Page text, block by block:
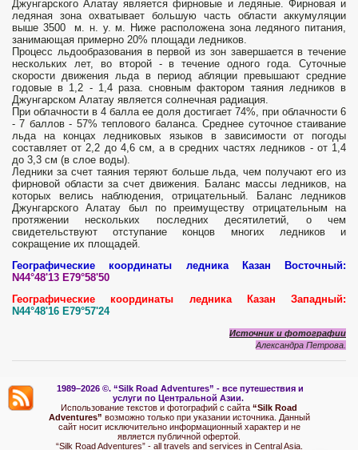
Джунгарского Алатау является фирновые и ледяные. Фирновая и
ледяная зона охватывает большую часть области аккумуляции
выше 3500 м. н. у. м. Ниже расположена зона ледяного питания,
занимающая примерно 20% площади ледников.
Процесс льдообразования в первой из зон завершается в течение
нескольких лет, во второй - в течение одного года. Суточные
скорости движения льда в период абляции превышают средние
годовые в 1,2 - 1,4 раза. сновным фактором таяния ледников в
Джунгарском Алатау является солнечная радиация.
При облачности в 4 балла ее доля достигает 74%, при облачности 6
- 7 баллов - 57% теплового баланса. Среднее суточное стаивание
льда на концах ледниковых языков в зависимости от погоды
составляет от 2,2 до 4,6 см, а в средних частях ледников - от 1,4
до 3,3 см (в слое воды).
Ледники за счет таяния теряют больше льда, чем получают его из
фирновой области за счет движения. Баланс массы ледников, на
которых велись наблюдения, отрицательный. Баланс ледников
Джунгарского Алатау был по преимуществу отрицательным на
протяжении нескольких последних десятилетий, о чем
свидетельствуют отступание концов многих ледников и
сокращение их площадей.
Географические координаты ледника Казан Восточный:
N44°48'13 E79°58'50
Географические координаты ледника Казан Западный:
N44°48'16 E79°57'24
Источник и фотографии
Александра Петрова.
1989–2026 ©. “Silk Road Adventures” - все путешествия и
услуги по Центральной Азии.
Использование текстов и фотографий с сайта “Silk Road
Adventures” возможно только при указании источника. Данный
сайт носит исключительно информационный характер и не
является публичной офертой.
“Silk Road Adventures” - all travels and services in Central Asia.